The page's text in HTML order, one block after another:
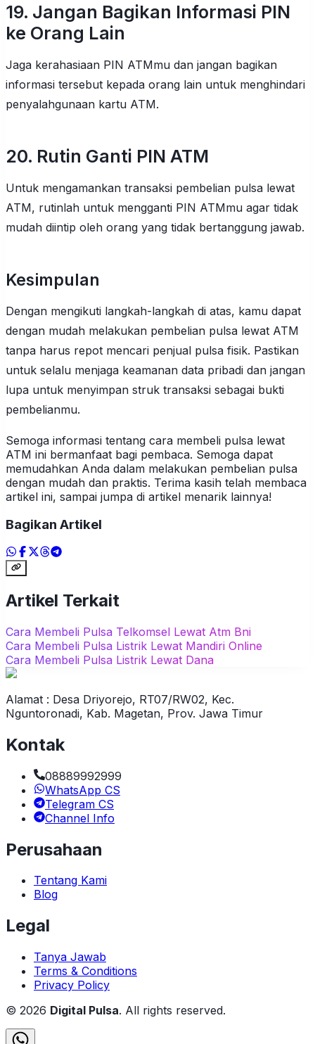
19. Jangan Bagikan Informasi PIN
ke Orang Lain
Jaga kerahasiaan PIN ATMmu dan jangan bagikan
informasi tersebut kepada orang lain untuk menghindari
penyalahgunaan kartu ATM.
20. Rutin Ganti PIN ATM
Untuk mengamankan transaksi pembelian pulsa lewat
ATM, rutinlah untuk mengganti PIN ATMmu agar tidak
mudah diintip oleh orang yang tidak bertanggung jawab.
Kesimpulan
Dengan mengikuti langkah-langkah di atas, kamu dapat
dengan mudah melakukan pembelian pulsa lewat ATM
tanpa harus repot mencari penjual pulsa fisik. Pastikan
untuk selalu menjaga keamanan data pribadi dan jangan
lupa untuk menyimpan struk transaksi sebagai bukti
pembelianmu.
Semoga informasi tentang cara membeli pulsa lewat
ATM ini bermanfaat bagi pembaca. Semoga dapat
memudahkan Anda dalam melakukan pembelian pulsa
dengan mudah dan praktis. Terima kasih telah membaca
artikel ini, sampai jumpa di artikel menarik lainnya!
Bagikan Artikel
Artikel Terkait
Cara Membeli Pulsa Telkomsel Lewat Atm Bni
Cara Membeli Pulsa Listrik Lewat Mandiri Online
Cara Membeli Pulsa Listrik Lewat Dana
Alamat : Desa Driyorejo, RT07/RW02, Kec.
Nguntoronadi, Kab. Magetan, Prov. Jawa Timur
Kontak
08889992999
WhatsApp CS
Telegram CS
Channel Info
Perusahaan
Tentang Kami
Blog
Legal
Tanya Jawab
Terms & Conditions
Privacy Policy
© 2026 Digital Pulsa. All rights reserved.